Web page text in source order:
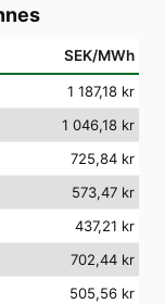
SEK/MWh
1 187,18 kr
1 046,18 kr
725,84 kr
573,47 kr
437,21 kr
702,44 kr
505,56 kr